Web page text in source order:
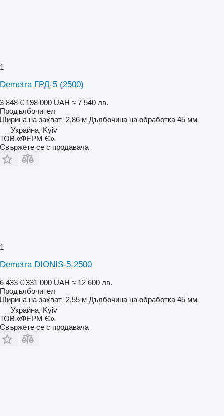
1
Demetra ГРД-5 (2500)
3 848 € 198 000 UAH ≈ 7 540 лв.
Продълбочител
Ширина на захват 2,86 м Дълбочина на обработка 45 мм
Украйна, Kyiv
ТОВ «ФЕРМ Є»
Свържете се с продавача
1
Demetra DIONIS-5-2500
6 433 € 331 000 UAH ≈ 12 600 лв.
Продълбочител
Ширина на захват 2,55 м Дълбочина на обработка 45 мм
Украйна, Kyiv
ТОВ «ФЕРМ Є»
Свържете се с продавача